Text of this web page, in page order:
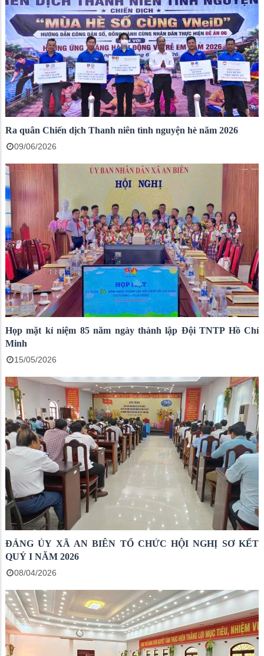
Ra quân Chiến dịch Thanh niên tình nguyện hè năm 2026
09/06/2026
Họp mặt kỉ niệm 85 năm ngày thành lập Đội TNTP Hồ Chí
Minh
15/05/2026
ĐẢNG ỦY XÃ AN BIÊN TỔ CHỨC HỘI NGHỊ SƠ KẾT
QUÝ I NĂM 2026
08/04/2026